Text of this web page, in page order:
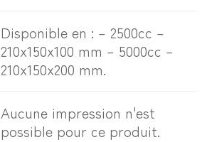
Disponible en : – 2500cc –
210x150x100 mm – 5000cc –
210x150x200 mm.
Aucune impression n'est
possible pour ce produit.